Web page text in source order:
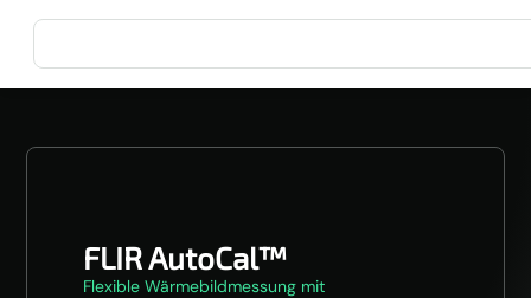
FLIR AutoCal™
Flexible Wärmebildmessung mit